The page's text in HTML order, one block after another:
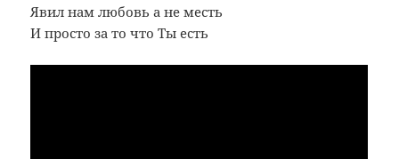
Явил нам любовь а не месть
И просто за то что Ты есть